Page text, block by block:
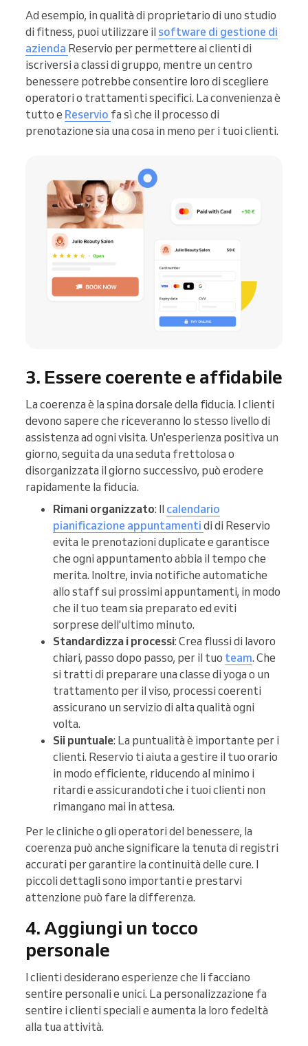
Ad esempio, in qualità di proprietario di uno studio
di fitness, puoi utilizzare il software di gestione di
azienda Reservio per permettere ai clienti di
iscriversi a classi di gruppo, mentre un centro
benessere potrebbe consentire loro di scegliere
operatori o trattamenti specifici. La convenienza è
tutto e Reservio fa sì che il processo di
prenotazione sia una cosa in meno per i tuoi clienti.
3. Essere coerente e affidabile
La coerenza è la spina dorsale della fiducia. I clienti
devono sapere che riceveranno lo stesso livello di
assistenza ad ogni visita. Un'esperienza positiva un
giorno, seguita da una seduta frettolosa o
disorganizzata il giorno successivo, può erodere
rapidamente la fiducia.
Rimani organizzato: Il calendario
pianificazione appuntamenti di di Reservio
evita le prenotazioni duplicate e garantisce
che ogni appuntamento abbia il tempo che
merita. Inoltre, invia notifiche automatiche
allo staff sui prossimi appuntamenti, in modo
che il tuo team sia preparato ed eviti
sorprese dell'ultimo minuto.
Standardizza i processi: Crea flussi di lavoro
chiari, passo dopo passo, per il tuo team. Che
si tratti di preparare una classe di yoga o un
trattamento per il viso, processi coerenti
assicurano un servizio di alta qualità ogni
volta.
Sii puntuale: La puntualità è importante per i
clienti. Reservio ti aiuta a gestire il tuo orario
in modo efficiente, riducendo al minimo i
ritardi e assicurandoti che i tuoi clienti non
rimangano mai in attesa.
Per le cliniche o gli operatori del benessere, la
coerenza può anche significare la tenuta di registri
accurati per garantire la continuità delle cure. I
piccoli dettagli sono importanti e prestarvi
attenzione può fare la differenza.
4. Aggiungi un tocco
personale
I clienti desiderano esperienze che li facciano
sentire personali e unici. La personalizzazione fa
sentire i clienti speciali e aumenta la loro fedeltà
alla tua attività.